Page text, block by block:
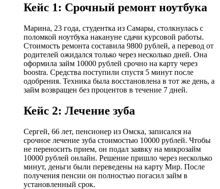
Кейс 1: Срочный ремонт ноутбука
Марина, 23 года, студентка из Самары, столкнулась с
поломкой ноутбука накануне сдачи курсовой работы.
Стоимость ремонта составила 9800 рублей, а перевод от
родителей ожидался только через несколько дней. Она
оформила займ 10000 рублей срочно на карту через
boostra. Средства поступили спустя 5 минут после
одобрения. Техника была восстановлена в тот же день, а
займ возвращен без процентов в течение 7 дней.
Кейс 2: Лечение зуба
Сергей, 66 лет, пенсионер из Омска, записался на
срочное лечение зуба стоимостью 10000 рублей. Чтобы
не переносить прием, он подал заявку на микрозайм
10000 рублей онлайн. Решение пришло через несколько
минут, деньги были переведены на карту Мир. После
получения пенсии он полностью погасил займ в
установленный срок.